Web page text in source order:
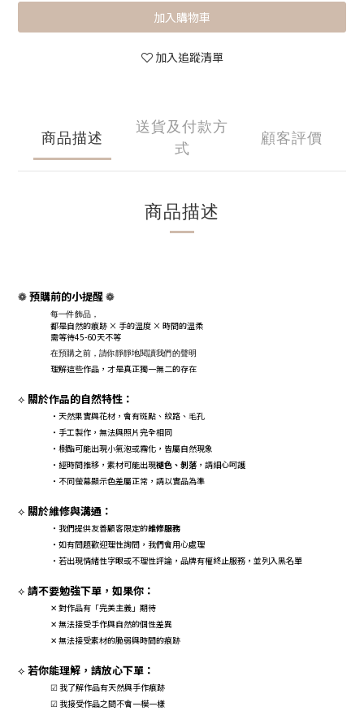
加入購物車
加入追蹤清單
商品描述
送貨及付款方
式
顧客評價
商品描述
❁ 預購前的小提醒 ❁
每一件飾品，
都是自然的痕跡 × 手的溫度 × 時間的溫柔
需等待45-60天不等
在預購之前，請你靜靜地閱讀我們的聲明
理解這些作品，才是真正獨一無二的存在
⟡ 關於作品的自然特性：
・天然果實與花材，會有斑點、紋路、毛孔
・手工製作，無法與照片完全相同
・樹酯可能出現小氣泡或霧化，皆屬自然現象
・經時間推移，素材可能出現褪色、剝落，請細心呵護
・不同螢幕顯示色差屬正常，請以實品為準
⟡ 關於維修與溝通：
・我們提供友善顧客限定的維修服務
・如有問題歡迎理性詢問，我們會用心處理
・若出現情緒性字眼或不理性評論，品牌有權終止服務，並列入黑名單
⟡ 請不要勉強下單，如果你：
✕ 對作品有「完美主義」期待
✕ 無法接受手作與自然的個性差異
✕ 無法接受素材的脆弱與時間的痕跡
⟡ 若你能理解，請放心下單：
☑ 我了解作品有天然與手作痕跡
☑ 我接受作品之間不會一模一樣